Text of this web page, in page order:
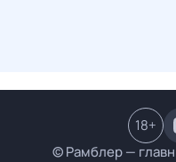
© Рамблер —
18+